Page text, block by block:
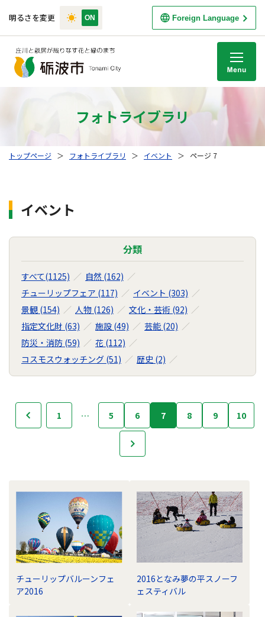
明るさを変更 Foreign Language
フォトライブラリ
トップページ ＞ フォトライブラリ ＞ イベント ＞ ページ 7
イベント
分類
すべて(1125)
自然 (162)
チューリップフェア (117)
イベント (303)
景観 (154)
人物 (126)
文化・芸術 (92)
指定文化財 (63)
施設 (49)
芸能 (20)
防災・消防 (59)
花 (112)
コスモスウォッチング (51)
歴史 (2)
フ
ゲ
1 … 5 6 7 8 9 10
チューリップバルーンフェ
ア2016
2016となみ夢の平スノーフ
ェスティバル